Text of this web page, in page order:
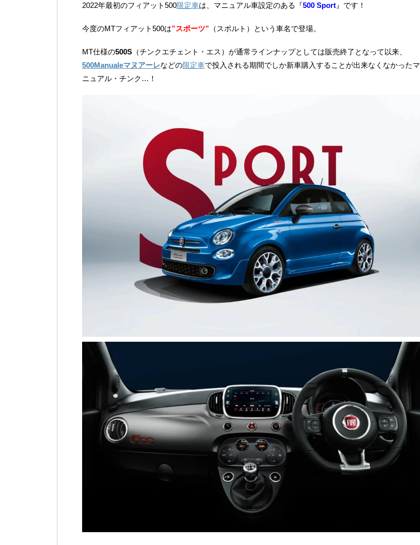
2022年最初のフィアット500限定車は、マニュアル車設定のある『500 Sport 』です！
今度のMTフィアット500は”スポーツ” （スポルト）という車名で登場。
MT仕様の500S （チンクエチェント・エス）が通常ラインナップとしては販売終了となって以来、
500Manualeマヌアーレなどの限定車で投入される期間でしか新車購入することが出来なくなかったマ
ニュアル・チンク…！